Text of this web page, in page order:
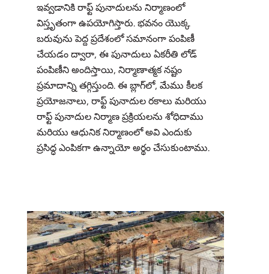
ఇవ్వడానికి రాఫ్ట్ పునాదులను నిర్మాణంలో
విస్తృతంగా ఉపయోగిస్తారు. భవనం యొక్క
బరువును పెద్ద ప్రదేశంలో సమానంగా పంపిణీ
చేయడం ద్వారా, ఈ పునాదులు ఏకరీతి లోడ్
పంపిణీని అందిస్తాయి, నిర్మాణాత్మక నష్టం
ప్రమాదాన్ని తగ్గిస్తుంది. ఈ బ్లాగ్‌లో, మేము కీలక
ప్రయోజనాలు, రాఫ్ట్ పునాదుల రకాలు మరియు
రాఫ్ట్ పునాదుల నిర్మాణ ప్రక్రియలను శోధిదాము
మరియు ఆధునిక నిర్మాణంలో అవి ఎందుకు
ప్రసిద్ధ ఎంపికగా ఉన్నాయో అర్థం చేసుకుంటాము.